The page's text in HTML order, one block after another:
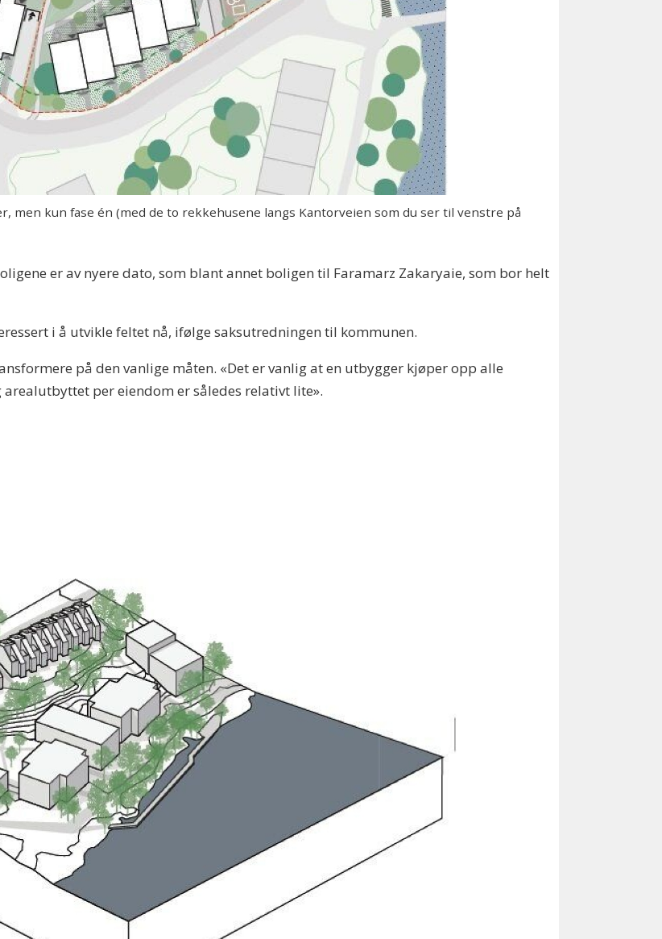
men kun fase én (med de to rekkehusene langs Kantorveien som du ser til venstre på
er av nyere dato, som blant annet boligen til Faramarz Zakaryaie, som bor helt
i å utvikle feltet nå, ifølge saksutredningen til kommunen.
på den vanlige måten. «Det er vanlig at en utbygger kjøper opp alle
per eiendom er således relativt lite».